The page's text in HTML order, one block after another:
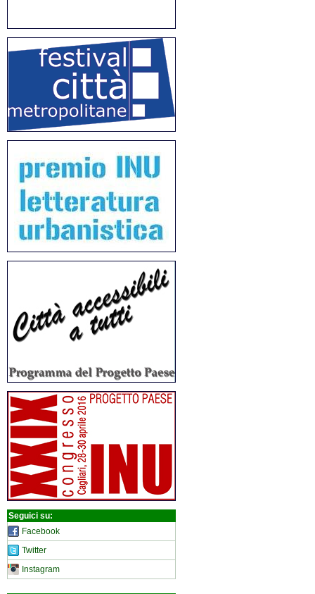
Seguici su:
Facebook
Twitter
Instagram